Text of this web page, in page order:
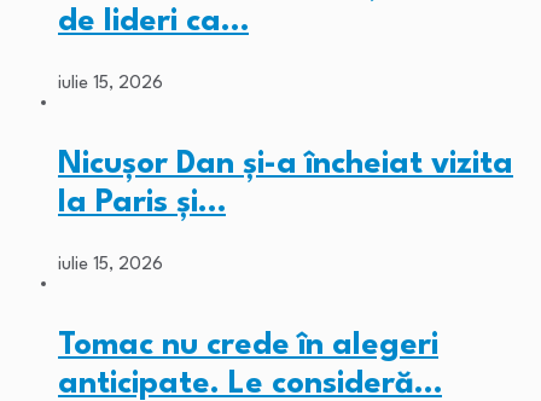
de lideri ca…
iulie 15, 2026
Nicușor Dan și-a încheiat vizita
la Paris și…
iulie 15, 2026
Tomac nu crede în alegeri
anticipate. Le consideră…